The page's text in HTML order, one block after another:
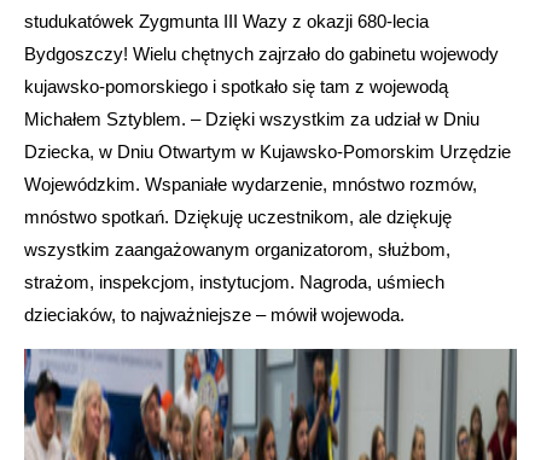
studukatówek Zygmunta III Wazy z okazji 680-lecia
Bydgoszczy! Wielu chętnych zajrzało do gabinetu wojewody
kujawsko-pomorskiego i spotkało się tam z wojewodą
Michałem Sztyblem. – Dzięki wszystkim za udział w Dniu
Dziecka, w Dniu Otwartym w Kujawsko-Pomorskim Urzędzie
Wojewódzkim. Wspaniałe wydarzenie, mnóstwo rozmów,
mnóstwo spotkań. Dziękuję uczestnikom, ale dziękuję
wszystkim zaangażowanym organizatorom, służbom,
strażom, inspekcjom, instytucjom. Nagroda, uśmiech
dzieciaków, to najważniejsze – mówił wojewoda.